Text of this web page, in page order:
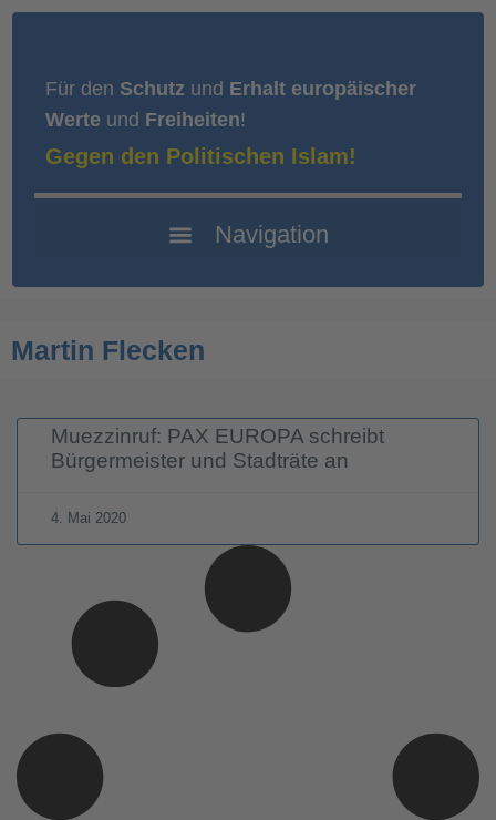
Für den Schutz und Erhalt europäischer
Werte und Freiheiten!
Gegen den Politischen Islam!
Martin Flecken
Muezzinruf: PAX EUROPA schreibt
Bürgermeister und Stadträte an
4. Mai 2020